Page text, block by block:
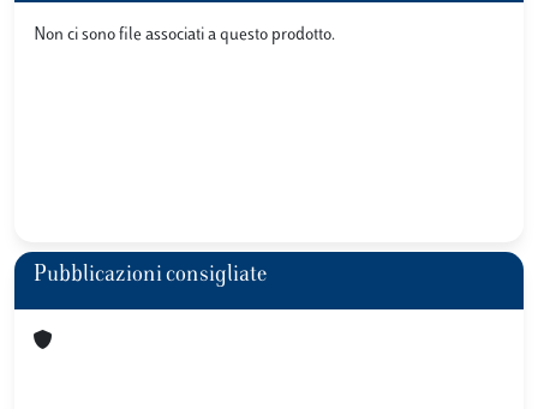
Non ci sono file associati a questo prodotto.
Pubblicazioni consigliate